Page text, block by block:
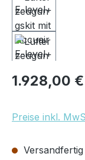
Regulärer Preis:
1.928,00 €
Preise inkl.